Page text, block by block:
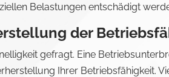
Belastungen entschädigt
der
gefragt. Eine
Ihrer Betriebsfähigkeit.